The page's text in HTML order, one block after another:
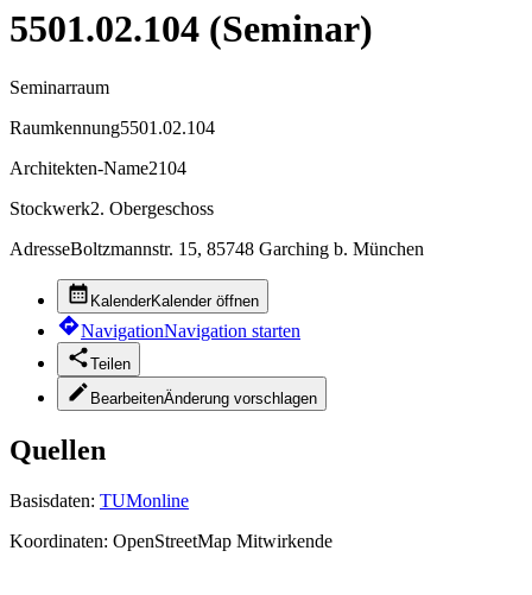
5501.02.104 (Seminar)
Seminarraum
Raumkennung5501.02.104
Architekten-Name2104
Stockwerk2. Obergeschoss
AdresseBoltzmannstr. 15, 85748 Garching b. München
KalenderKalender öffnen
NavigationNavigation starten
Teilen
BearbeitenÄnderung vorschlagen
Quellen
Basisdaten: TUMonline
Koordinaten: OpenStreetMap Mitwirkende